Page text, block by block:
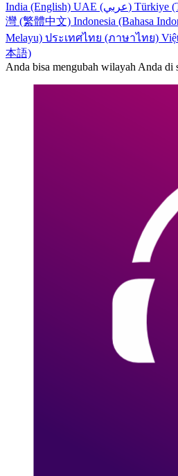
India (English)
UAE (عربي) Türkiye
灣 (繁體中文) Indonesia (Bahasa
Melayu) ประเทศไทย (ภาษาไทย)
本語)
Anda bisa mengubah wilayah Anda di